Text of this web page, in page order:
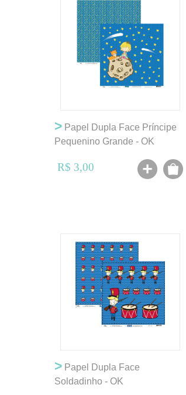
> Papel Dupla Face Príncipe
Pequenino Grande - OK
R$ 3,00
> Papel Dupla Face
Soldadinho - OK